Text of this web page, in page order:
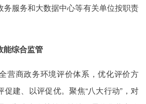
务服务和大数据中心等有关单位按职责
能综合监管
商政务环境评价体系，优化评价方
建、以评促优。聚焦“八大行动”，对